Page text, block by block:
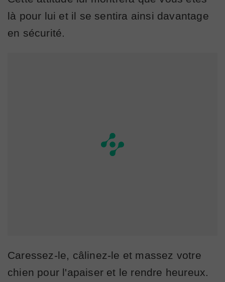
là pour lui et il se sentira ainsi davantage
en sécurité.
Caressez-le, câlinez-le et massez votre
chien pour l'apaiser et le rendre heureux.